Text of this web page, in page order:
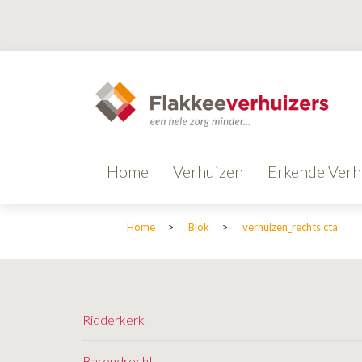
Home Verhuizen Erkende
Home > Blok > verhuizen_rechts cta
Ridderkerk